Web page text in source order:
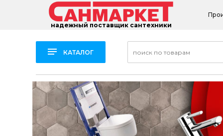
надежный поставщик сантехники
КАТАЛОГ